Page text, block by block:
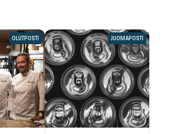
OLUTPOSTI JUOMAPOSTI